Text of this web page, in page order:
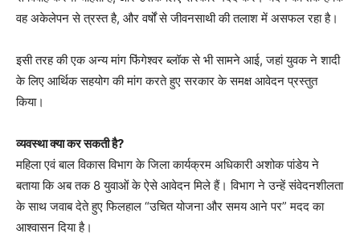
वह अकेलेपन से त्रस्त है, और वर्षों से जीवनसाथी की तलाश में असफल रहा है।
इसी तरह की एक अन्य मांग फिंगेश्वर ब्लॉक से भी सामने आई, जहां युवक ने शादी
के लिए आर्थिक सहयोग की मांग करते हुए सरकार के समक्ष आवेदन प्रस्तुत
किया।
व्यवस्था क्या कर सकती है?
महिला एवं बाल विकास विभाग के जिला कार्यक्रम अधिकारी अशोक पांडेय ने
बताया कि अब तक 8 युवाओं के ऐसे आवेदन मिले हैं। विभाग ने उन्हें संवेदनशीलता
के साथ जवाब देते हुए फिलहाल “उचित योजना और समय आने पर” मदद का
आश्वासन दिया है।